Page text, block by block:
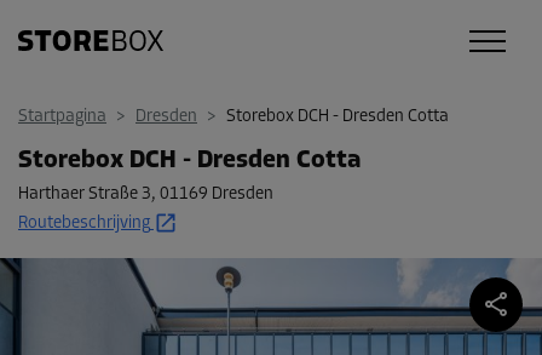
Startpagina > Dresden > Storebox DCH - Dresden Cotta
Storebox DCH - Dresden Cotta
Harthaer Straße 3, 01169 Dresden
Routebeschrijving